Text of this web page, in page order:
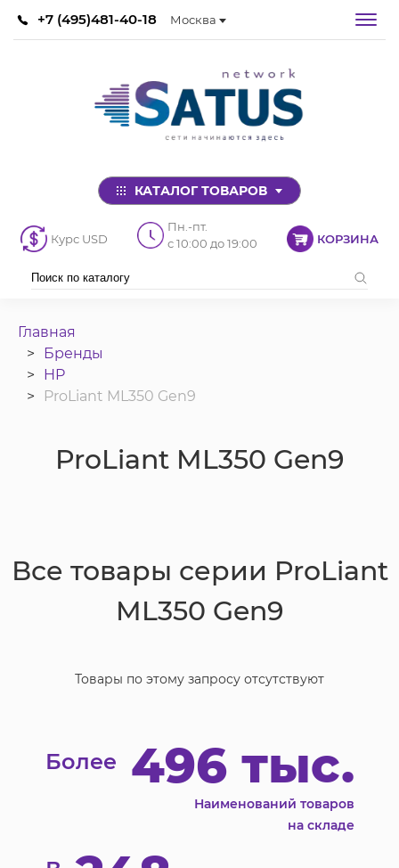
+7 (495)481-40-18 Москва
КАТАЛОГ ТОВАРОВ
Курс USD
Пн.-пт.
с 10:00 до 19:00
КОРЗИНА
Главная
Бренды
HP
ProLiant ML350 Gen9
ProLiant ML350 Gen9
Все товары серии ProLiant
ML350 Gen9
Товары по этому запросу отсутствуют
Более 496 тыс.
Наименований товаров
на складе